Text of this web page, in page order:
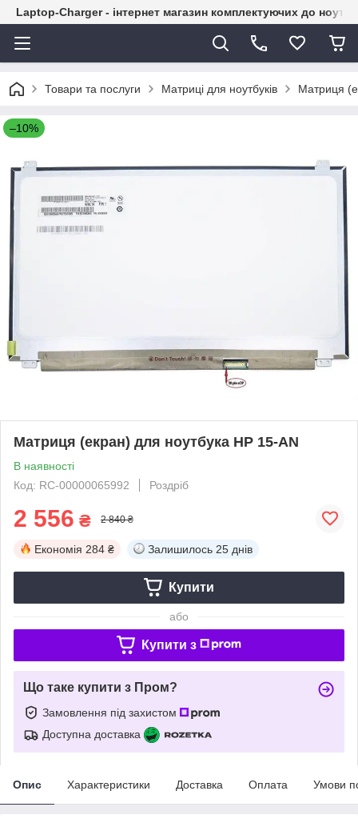
Laptop-Charger - інтернет магазин комплектуючих до
Товари та послуги Матриці для ноутбуків Матриця
–10%
Матриця (екран) для ноутбука HP 15-AN
В наявності
Код: RC-00000065992
Роздріб
2 556 ₴ 2 840 ₴
Економія 284 ₴ Залишилось 25 днів
Купити
або
Купити з
Що таке купити з Пром?
Замовлення під захистом
Доступна доставка
Опис Характеристики Доставка Оплата Умови